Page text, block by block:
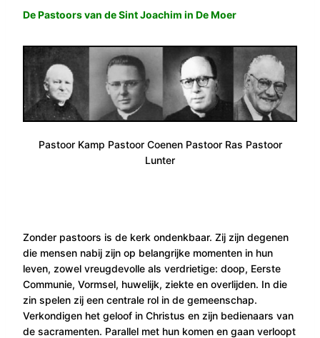
De Pastoors van de Sint Joachim in De Moer
Pastoor Kamp Pastoor Coenen Pastoor Ras Pastoor
Lunter
Zonder pastoors is de kerk ondenkbaar. Zij zijn degenen
die mensen nabij zijn op belangrijke momenten in hun
leven, zowel vreugdevolle als verdrietige: doop, Eerste
Communie, Vormsel, huwelijk, ziekte en overlijden. In die
zin spelen zij een centrale rol in de gemeenschap.
Verkondigen het geloof in Christus en zijn bedienaars van
de sacramenten. Parallel met hun komen en gaan verloopt